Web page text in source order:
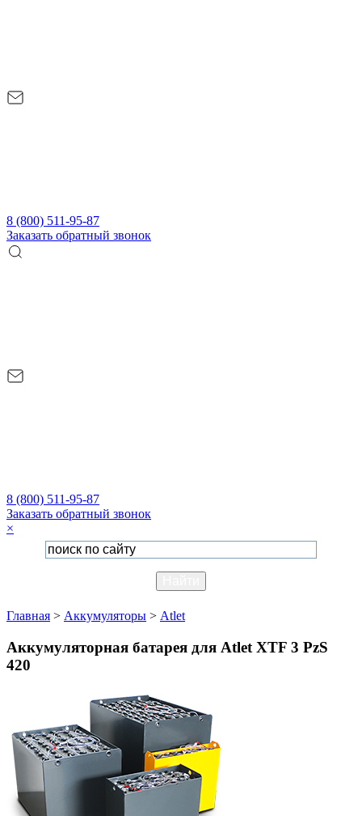
8 (800) 511-95-87
Заказать обратный звонок
8 (800) 511-95-87
Заказать обратный звонок
×
Главная > Аккумуляторы > Atlet
Аккумуляторная батарея для Atlet XTF 3 PzS
420